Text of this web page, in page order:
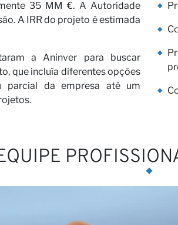
35 MM €. A Autoridade
A IRR do projeto é estimada
a Aninver para buscar
que incluía diferentes opções
parcial da empresa até um